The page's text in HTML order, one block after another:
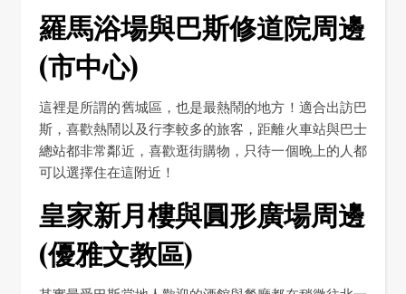
羅馬浴場與巴斯修道院周邊
(市中心)
這裡是所謂的舊城區，也是最熱鬧的地方！適合出訪巴
斯，喜歡熱鬧以及行李較多的旅客，距離火車站與巴士
總站都非常鄰近，喜歡逛街購物，只待一個晚上的人都
可以選擇住在這附近！
皇家新月樓與圓形廣場周邊
(優雅文教區)